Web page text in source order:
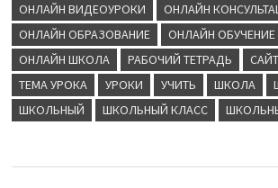
ОНЛАЙН ВИДЕОУРОКИ
ОНЛАЙН
ОНЛАЙН ОБРАЗОВАНИЕ
ОНЛАЙН ОБУЧЕНИЕ
ОНЛАЙН ШКОЛА
РАБОЧИЙ ТЕТРАДЬ
ТЕМА УРОКА
УРОКИ УЧИТЬ ШКОЛА
ШКОЛЬНЫЙ
ШКОЛЬНЫЙ КЛАСС